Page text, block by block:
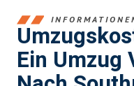
Ein Umzug